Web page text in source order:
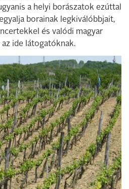
a helyi borászatok ezúttal
borainak legkiválóbbjait,
és valódi magyar
ide látogatóknak.